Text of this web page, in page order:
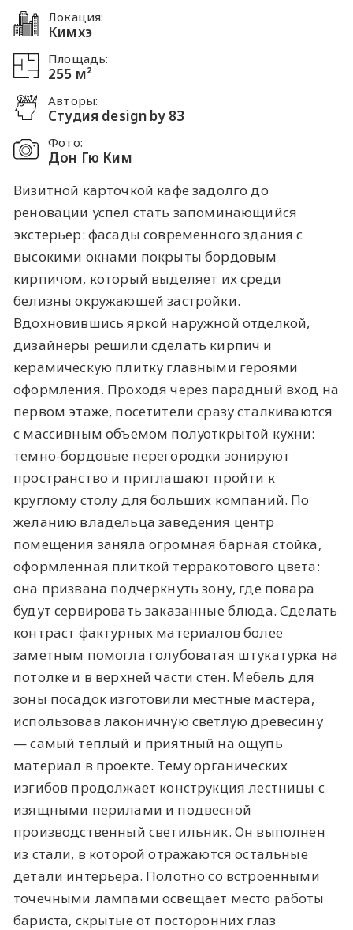
Локация:
Кимхэ
Площадь:
255 м²
Авторы:
Студия design by 83
Фото:
Дон Гю Ким
Визитной карточкой кафе задолго до
реновации успел стать запоминающийся
экстерьер: фасады современного здания с
высокими окнами покрыты бордовым
кирпичом, который выделяет их среди
белизны окружающей застройки.
Вдохновившись яркой наружной отделкой,
дизайнеры решили сделать кирпич и
керамическую плитку главными героями
оформления. Проходя через парадный вход на
первом этаже, посетители сразу сталкиваются
с массивным объемом полуоткрытой кухни:
темно-бордовые перегородки зонируют
пространство и приглашают пройти к
круглому столу для больших компаний. По
желанию владельца заведения центр
помещения заняла огромная барная стойка,
оформленная плиткой терракотового цвета:
она призвана подчеркнуть зону, где повара
будут сервировать заказанные блюда. Сделать
контраст фактурных материалов более
заметным помогла голубоватая штукатурка на
потолке и в верхней части стен. Мебель для
зоны посадок изготовили местные мастера,
использовав лаконичную светлую древесину
— самый теплый и приятный на ощупь
материал в проекте. Тему органических
изгибов продолжает конструкция лестницы с
изящными перилами и подвесной
производственный светильник. Он выполнен
из стали, в которой отражаются остальные
детали интерьера. Полотно со встроенными
точечными лампами освещает место работы
бариста, скрытые от посторонних глаз